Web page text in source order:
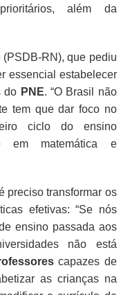
além da
(PSDB-RN), que pediu
essencial estabelecer
do PNE. “O Brasil não
tem que dar foco no
ciclo do ensino
em matemática e
preciso transformar os
efetivas: “Se nós
ensino passada aos
não está
capazes de
as crianças na